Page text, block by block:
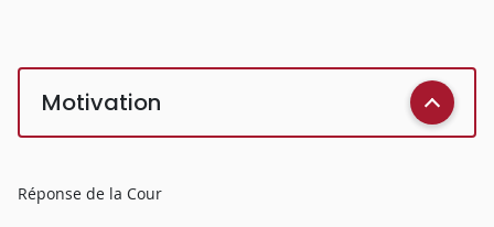
Motivation
Réponse de la Cour